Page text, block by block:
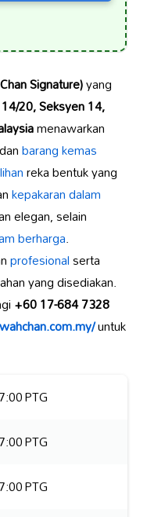
Signature)yang
20, Seksyen 14,
menawarkan
barang kemas
reka bentuk yang
kepakaran dalam
elegan, selain
berharga.
profesionalserta
yang disediakan.
+60 17-684 7328
untuk
PTG
PTG
PTG